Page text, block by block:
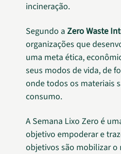
incineração.
Segundo a Zero Waste
organizações que
uma meta ética,
seus modos de vida, de
onde todos os materiais
consumo.
A Semana Lixo Zero é
objetivo empoderar e
objetivos são mobilizar o